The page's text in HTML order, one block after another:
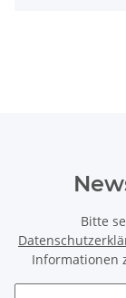
Bitte
Informationen